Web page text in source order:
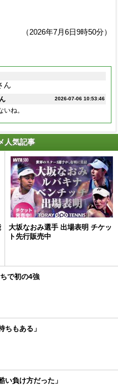
（2026年7月6日9時50分）
ん
2026-07-06 10:53:46
ん
ね。
人気記事
大坂なおみ選手 出場表明 チケッ
ト先行販売中
で初の4強
ちもある」
い負け方だった」